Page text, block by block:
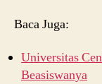
Baca Juga:
Universitas
Beasiswanya